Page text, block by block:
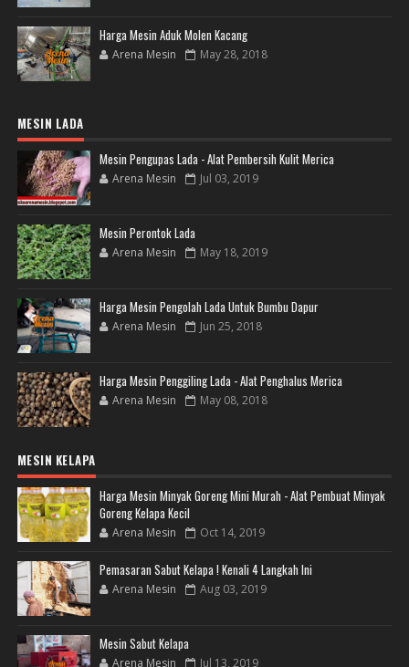
Harga Mesin Aduk Molen Kacang
Arena Mesin May 28, 2018
MESIN LADA
Mesin Pengupas Lada - Alat Pembersih Kulit Merica
Arena Mesin Jul 03, 2019
Mesin Perontok Lada
Arena Mesin May 18, 2019
Harga Mesin Pengolah Lada Untuk Bumbu Dapur
Arena Mesin Jun 25, 2018
Harga Mesin Penggiling Lada - Alat Penghalus Merica
Arena Mesin May 08, 2018
MESIN KELAPA
Harga Mesin Minyak Goreng Mini Murah - Alat Pembuat Minyak
Goreng Kelapa Kecil
Arena Mesin Oct 14, 2019
Pemasaran Sabut Kelapa ! Kenali 4 Langkah Ini
Arena Mesin Aug 03, 2019
Mesin Sabut Kelapa
Arena Mesin Jul 13, 2019